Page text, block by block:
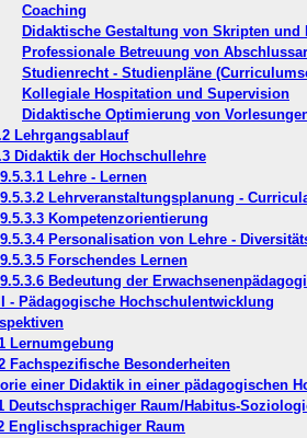
Coaching
Didaktische Gestaltung von Skripten und
Professionale Betreuung von
Studienrecht - Studienpläne
Kollegiale Hospitation und Supervision
Didaktische Optimierung von
Lehrgangsablauf
Didaktik der Hochschullehre
9.5.3.1 Lehre - Lernen
9.5.3.2 Lehrveranstaltungsplanung -
9.5.3.3 Kompetenzorientierung
9.5.3.4 Personalisation von Lehre -
9.5.3.5 Forschendes Lernen
9.5.3.6 Bedeutung der
- Pädagogische Hochschulentwicklung
Lernumgebung
Fachspezifische Besonderheiten
einer Didaktik in einer pädagogischen
Deutschsprachiger Raum/Habitus-
Englischsprachiger Raum